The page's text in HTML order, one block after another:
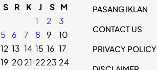
S R K J S M
1
2
3
5 6 7 8 9
10
12 13 14 15 16 17
19 2021 2223 24
PASANG IKLAN
CONTACT US
PRIVACY POLICY